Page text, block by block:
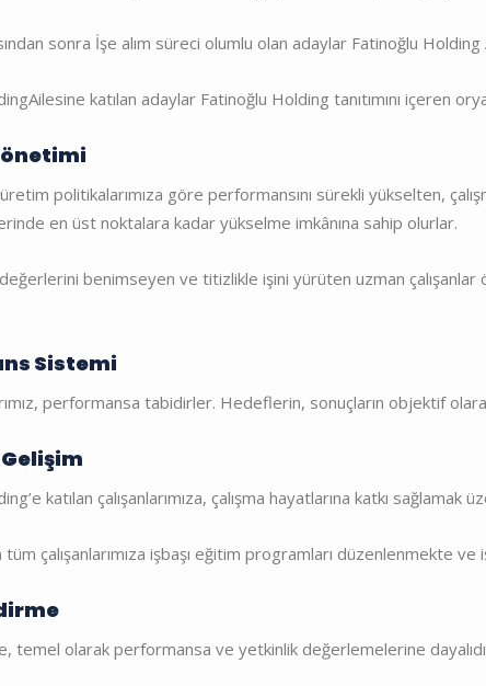
sonra İşe alım süreci olumlu olan adaylar Fatinoğlu Holding
Ailesine katılan adaylar Fatinoğlu Holding tanıtımını içeren
politikalarımıza göre performansını sürekli yükselten,
en üst noktalara kadar yükselme imkânına sahip olurlar.
benimseyen ve titizlikle işini yürüten uzman
Sistemi
performansa tabidirler. Hedeflerin, sonuçların objektif
’e katılan çalışanlarımıza, çalışma hayatlarına katkı
tüm çalışanlarımıza işbaşı eğitim programları düzenlenmekte
temel olarak performansa ve yetkinlik değerlemelerine